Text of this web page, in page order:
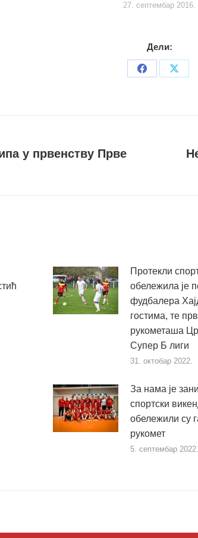
27. септембар 2016.
Дели:
Share
Share
у првенству Прве
Протекли
обележила је
фудбалера
гостима, те
рукометаша
Супер Б лиги
31. октобар 2022.
За нама је
спортски
обележили су
рукомет
5. септембар 2022.